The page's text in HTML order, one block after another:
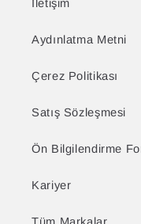
İletişim
Aydınlatma Metni
Çerez Politikası
Satış Sözleşmesi
Ön Bilgilendirme
Kariyer